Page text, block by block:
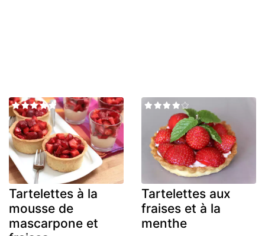
Tartelettes à la
mousse de
mascarpone et
Tartelettes aux
fraises et à la
menthe